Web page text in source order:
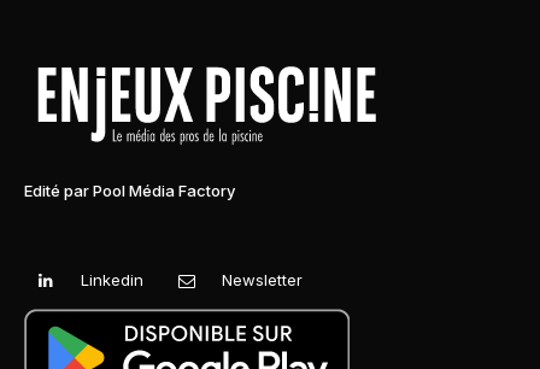
Edité par Pool Média Factory
Linkedin Newsletter